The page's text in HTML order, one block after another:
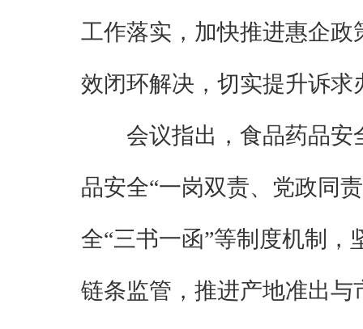
工作落实，加快推进惠企政
效闭环解决，切实提升诉求
会议指出，食品药品
品安全“一岗双责、党政同
全“三书一函”等制度机制
链条监管，推进产地准出